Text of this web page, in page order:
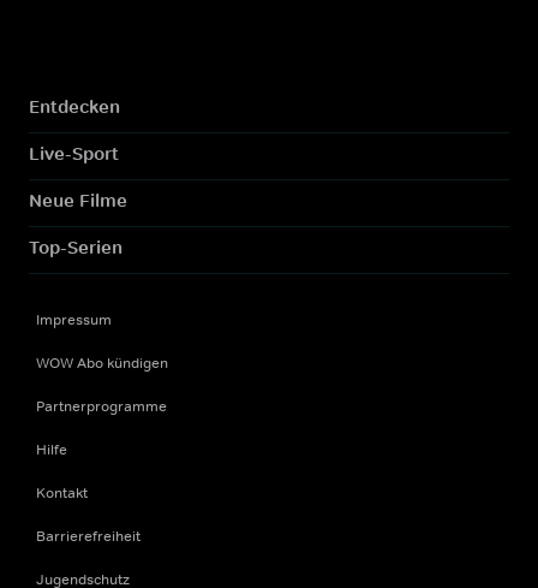
Entdecken
Live-Sport
Neue Filme
Top-Serien
Impressum
WOW Abo kündigen
Partnerprogramme
Hilfe
Kontakt
Barrierefreiheit
Jugendschutz